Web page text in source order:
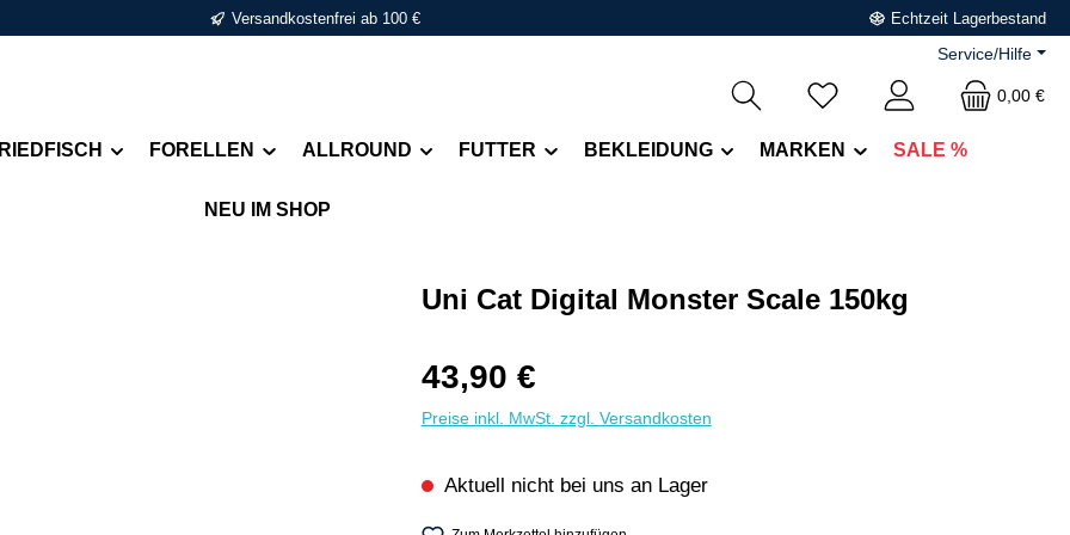
Versandkostenfrei ab 100 € Echtzeit Lagerbestand
Service/Hilfe
0,00 €
FORELLEN ALLROUND FUTTER BEKLEIDUNG MARKEN SALE %
NEU IM SHOP
Uni Cat Digital Monster Scale 150kg
Regulärer Preis:
43,90 €
Preise inkl. MwSt. zzgl. Versandkosten
Aktuell nicht bei uns an Lager